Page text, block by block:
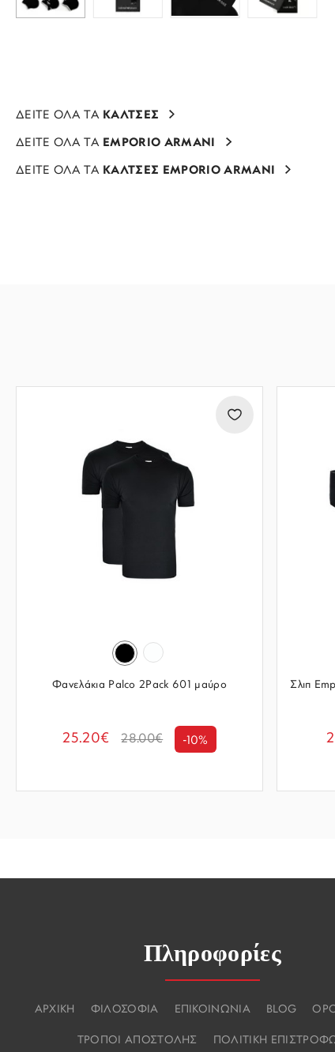
ΔΕΙΤΕ ΟΛΑ ΤΑ ΚΑΛΤΣΕΣ
ΔΕΙΤΕ ΟΛΑ ΤΑ EMPORIO ARMANI
ΔΕΙΤΕ ΟΛΑ ΤΑ ΚΑΛΤΣΕΣ EMPORIO ARMANI
Φανελάκια Palco 2Pack 601 μαύρο
25.20€ 28.00€ -10%
Σλιπ
Πληροφορίες
ΑΡΧΙΚΗ ΦΙΛΟΣΟΦΙΑ ΕΠΙΚΟΙΝΩΝΙΑ BLOG
ΤΡΟΠΟΙ ΑΠΟΣΤΟΛΗΣ ΠΟΛΙΤΙΚΗ